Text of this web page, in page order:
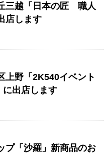
三越「日本の匠 職人
店します
上野「2K540イベント
に出店します
プ「沙羅」新商品のお